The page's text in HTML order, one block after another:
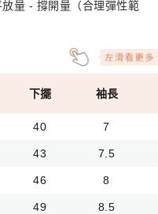
量 - 撐開量（合理彈性範
下擺 袖長
40 7
43 7.5
46 8
49 8.5